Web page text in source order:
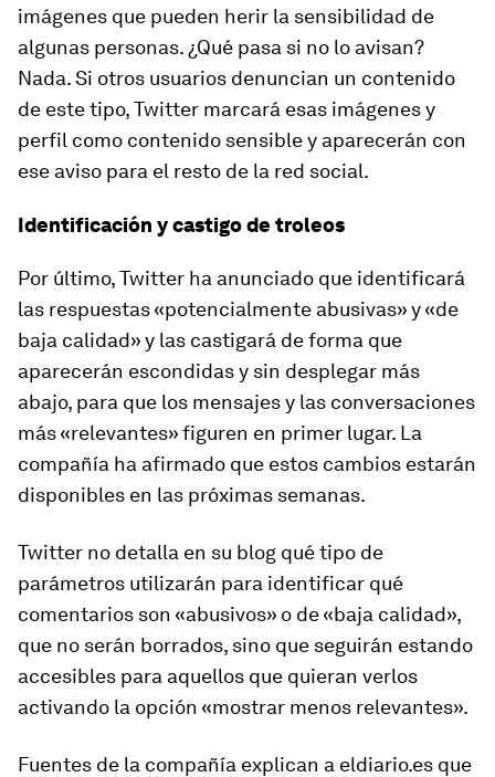
imágenes que pueden herir la sensibilidad de
algunas personas. ¿Qué pasa si no lo avisan?
Nada. Si otros usuarios denuncian un contenido
de este tipo, Twitter marcará esas imágenes y
perfil como contenido sensible y aparecerán con
ese aviso para el resto de la red social.
Identificación y castigo de troleos
Por último, Twitter ha anunciado que identificará
las respuestas «potencialmente abusivas» y «de
baja calidad» y las castigará de forma que
aparecerán escondidas y sin desplegar más
abajo, para que los mensajes y las conversaciones
más «relevantes» figuren en primer lugar. La
compañía ha afirmado que estos cambios estarán
disponibles en las próximas semanas.
Twitter no detalla en su blog qué tipo de
parámetros utilizarán para identificar qué
comentarios son «abusivos» o de «baja calidad»,
que no serán borrados, sino que seguirán estando
accesibles para aquellos que quieran verlos
activando la opción «mostrar menos relevantes».
Fuentes de la compañía explican a eldiario.es que